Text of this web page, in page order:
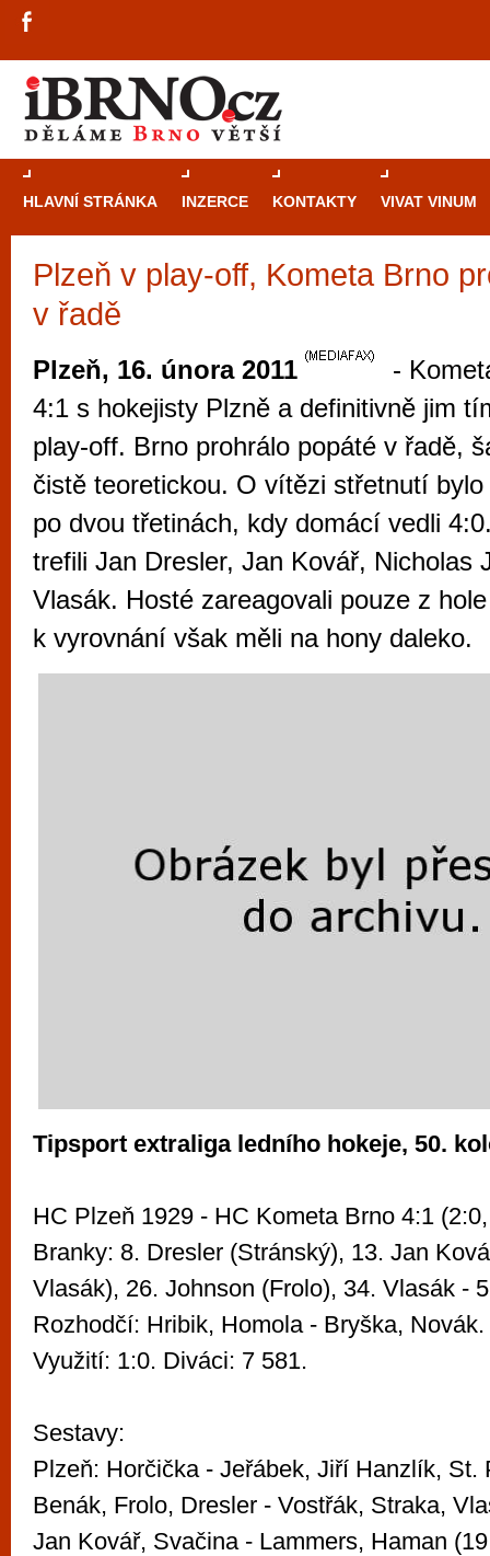
HLAVNÍ STRÁNKA INZERCE KONTAKTY VIVAT VINUM
Plzeň v play-off, Kometa Brno
v řadě
Plzeň, 16. února 2011
-
4:1 s hokejisty Plzně a definitivně jim
play-off. Brno prohrálo popáté v řadě,
čistě teoretickou. O vítězi střetnutí
po dvou třetinách, kdy domácí vedli
trefili Jan Dresler, Jan Kovář, Nicholas
Vlasák. Hosté zareagovali pouze z
k vyrovnání však měli na hony daleko.
Tipsport extraliga ledního hokeje, 50.
HC Plzeň 1929 - HC Kometa Brno 4:1
Branky: 8. Dresler (Stránský), 13. Jan
Vlasák), 26. Johnson (Frolo), 34. Vlasák -
Rozhodčí: Hribik, Homola - Bryška,
Využití: 1:0. Diváci: 7 581.
Sestavy:
Plzeň: Horčička - Jeřábek, Jiří Hanzlík, St.
Benák, Frolo, Dresler - Vostřák, Straka,
Jan Kovář, Svačina - Lammers, Haman
Průvodce
automaty
Brno je
zajímavé
restaurace,
Mimo jiné je ale také místem, kde si
vyzkoušet různé kasinové hry. V
metropoli naleznete širokou nabídku her
po moderní automaty jak pro pravidelné
příležitostné hráče. V...